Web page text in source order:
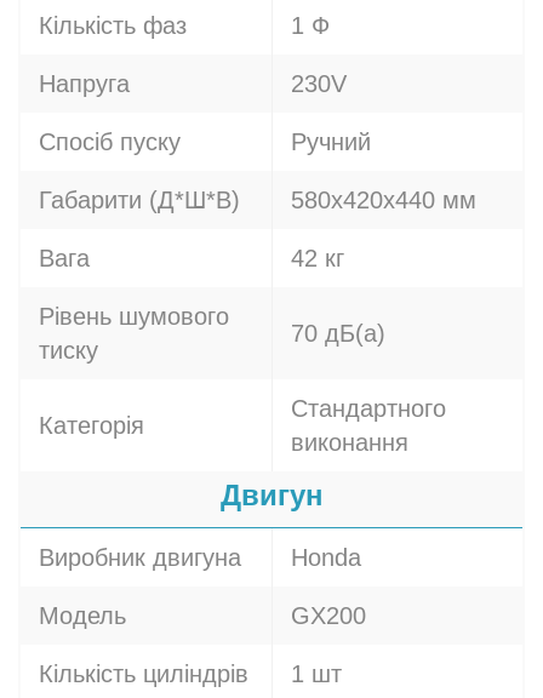
Кількість фаз 1 Ф
Напруга 230V
Спосіб пуску Ручний
Габарити (Д*Ш*В) 580х420х440 мм
Вага 42 кг
Рівень шумового
тиску
70 дБ(а)
Категорія
Стандартного
виконання
Двигун
Виробник двигуна Honda
Модель GX200
Кількість циліндрів 1 шт